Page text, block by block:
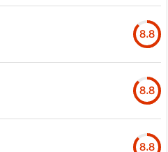
8.8
8.8
8.8